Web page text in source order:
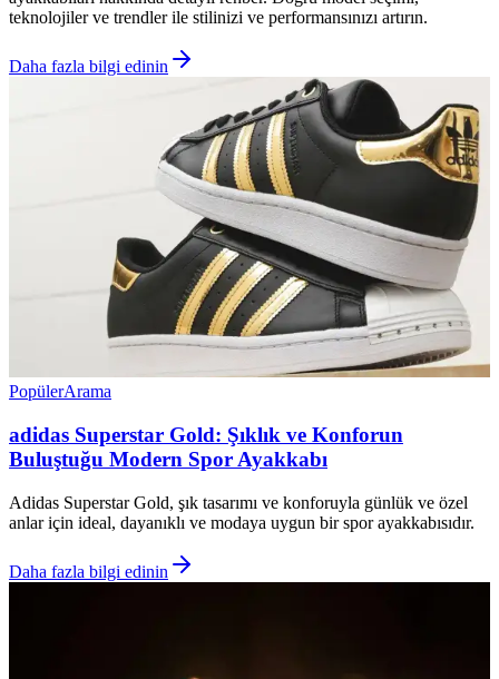
teknolojiler ve trendler ile stilinizi ve performansınızı artırın.
Daha fazla bilgi edinin
PopülerArama
adidas Superstar Gold: Şıklık ve Konforun
Buluştuğu Modern Spor Ayakkabı
Adidas Superstar Gold, şık tasarımı ve konforuyla günlük ve özel
anlar için ideal, dayanıklı ve modaya uygun bir spor ayakkabısıdır.
Daha fazla bilgi edinin